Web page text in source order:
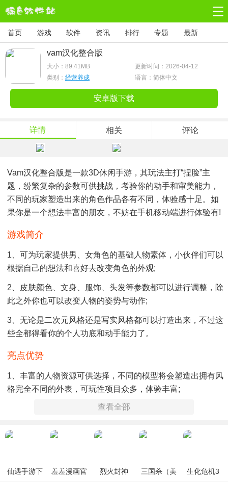
首页 游戏 软件 资讯 排行 专题 最新
vam汉化整合版
大小： 89.41MB
更新时间：2026-04-12
类别： 经营养成 语言：简体中文
安卓版下载
详情 相关 评论
Vam汉化整合版是一款3D休闲手游，其玩法主打“捏脸”主
题，纷繁复杂的参数可供挑战，考验你的动手和审美能力，
不同的玩家塑造出来的角色作品各有不同，体验感十足。如
果你是一个想法丰富的朋友，不妨在手机移动端进行体验有!
游戏简介
1、可为玩家提供男、女角色的基础人物素体，小伙伴们可以
根据自己的想法和喜好去改变角色的外观;
2、皮肤颜色、文身、服饰、头发等参数都可以进行调整，除
此之外你也可以改变人物的姿势与动作;
3、无论是二次元风格还是写实风格都可以打造出来，不过这
些全都得看你的个人功底和动手能力了。
亮点优势
1、丰富的人物资源可供选择，不同的模型将会塑造出拥有风
格完全不同的外表，可玩性项目众多，体验丰富;
2、端游与手游数据互通，当你在端游中捏完角色的外观时，
3、支持原生VR设备，如果你有VR设备的话，就可以通过它
总结点评
查看全部
仙遇手游下
羞羞漫画官
烈火封神
三国杀（美
生化危机3